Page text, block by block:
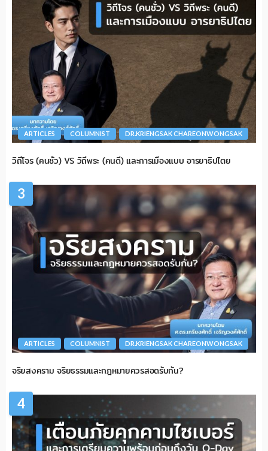
ARTICLES COLUMNIST DR.KRIENGSAK CHAREONWONGSAK
วิถีโจร (คนชั่ว) VS วิถีพระ (คนดี) และการเมืองแบบ อารยาธิปไตย
3
ARTICLES COLUMNIST DR.KRIENGSAK CHAREONWONGSAK
จริยสงคราม จริยธรรมและกฎหมายควรสอดรับกัน?
4